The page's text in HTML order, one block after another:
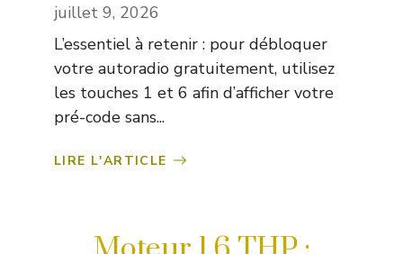
juillet 9, 2026
L’essentiel à retenir : pour débloquer
votre autoradio gratuitement, utilisez
les touches 1 et 6 afin d’afficher votre
pré-code sans...
LIRE L'ARTICLE